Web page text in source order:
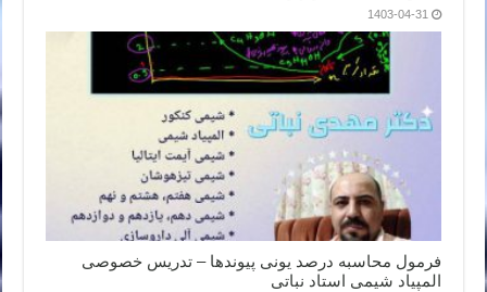
1403-04-31
فرمول محاسبه درصد یونی پیوندها – تدریس خصوصی
المپیاد شیمی استاد نباتی